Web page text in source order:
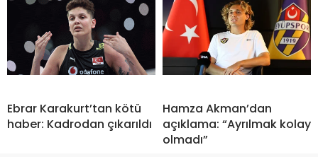
Ebrar Karakurt’tan kötü
haber: Kadrodan çıkarıldı
Hamza Akman’dan
açıklama: “Ayrılmak kolay
olmadı”